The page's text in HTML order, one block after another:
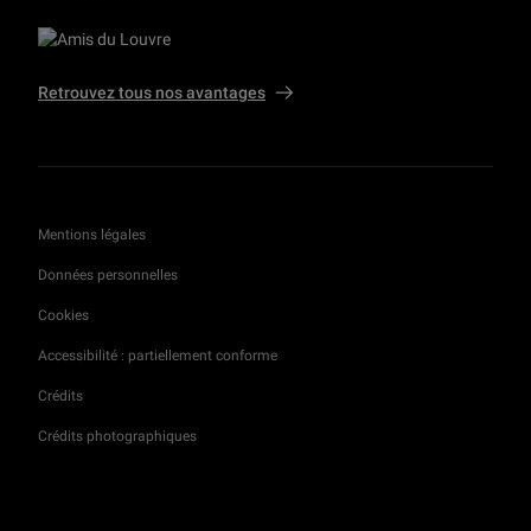
Retrouvez tous nos avantages
Mentions légales
Données personnelles
Cookies
Accessibilité : partiellement conforme
Crédits
Crédits photographiques